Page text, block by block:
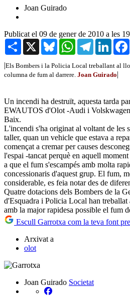
Joan Guirado
Publicat el 09 de gener de 2010 a les
Share X BlueskyWhatsAppTelegram
|Els Bombers i la Policia Local treballant al
columna de fum al darrere. Joan Guirado|
Un incendi ha destruït, aquesta tarda
EWAUTOS d'Olot -Audi i
Baix.
L'incendi s'ha originat al voltant de les
taller, quan un vehicle que estava a
començat a cremar per causes
l'espai -tancat perquè en aquell
a que el fum s'escampés amb molta
concessionaris d'aquest grup. El fum,
considerable, es feia notar des de
Quatre dotacions dels Bombers de la
d'Esquadra i Policia Local han
amb la major rapidesa possible el fum
Escull Garrotxa com la teva font
Arxivat a
olot
Joan Guirado Societat